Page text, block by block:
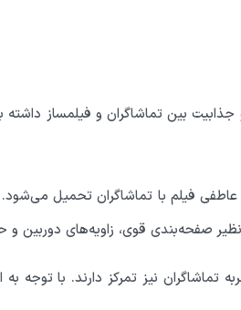
بین تماشاگران و فیلمساز داشته
عاطفی فیلم با تماشاگران تحمیل
صفحه‌بندی قوی، زاویه‌های
نیز تمرکز دارند. با توجه